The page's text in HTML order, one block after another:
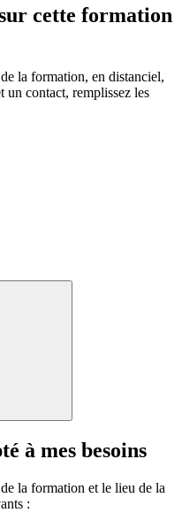
cette formation
la formation, en distanciel,
un contact, remplissez les
à mes besoins
la formation et le lieu de la
: